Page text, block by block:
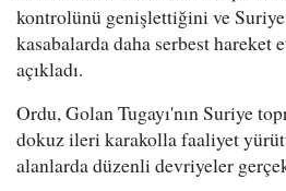
kontrolünü genişlettiğini ve
kasabalarda daha serbest hareket
açıkladı.
Ordu, Golan Tugayı'nın Suriye
dokuz ileri karakolla faaliyet
alanlarda düzenli devriyeler